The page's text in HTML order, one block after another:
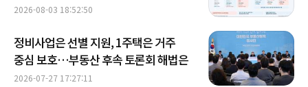
2026-08-03 18:52:50
정비사업은 선별 지원, 1주택은 거주
중심 보호…부동산 후속 토론회 해법은
2026-07-27 17:27:11